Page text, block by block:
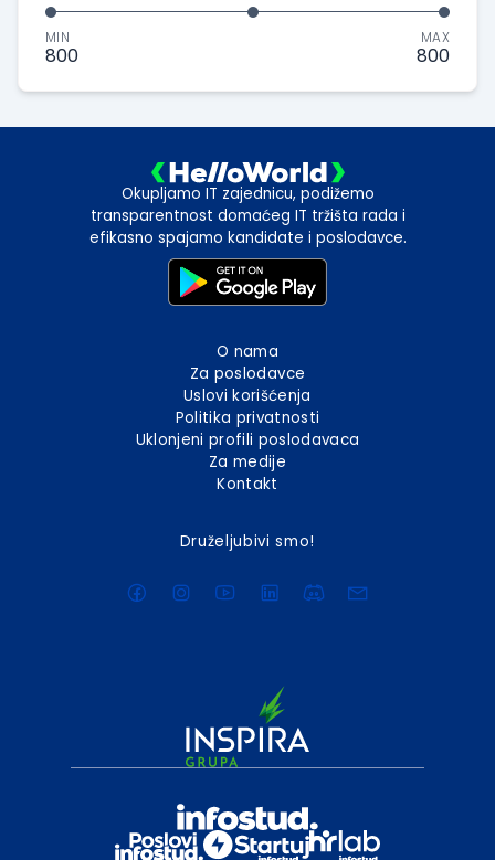
MIN
800
MAX
800
Okupljamo IT zajednicu, podižemo
transparentnost domaćeg IT tržišta rada i
efikasno spajamo kandidate i poslodavce.
O nama
Za poslodavce
Uslovi korišćenja
Politika privatnosti
Uklonjeni profili poslodavaca
Za medije
Kontakt
Druželjubivi smo!